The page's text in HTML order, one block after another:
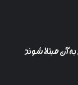
آن مبتلا شوند